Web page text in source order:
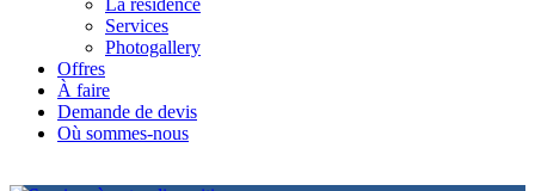
La résidence
Services
Photogallery
Offres
À faire
Demande de devis
Où sommes-nous